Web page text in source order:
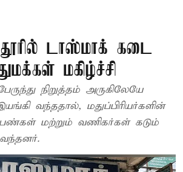
டாஸ்மாக் கடை
மகிழ்ச்சி
நிறுத்தம் அருகிலேயே
வந்ததால், மதுப்பிரியர்களின்
மற்றும் வணிகர்கள் கடும்